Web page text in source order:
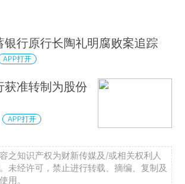
银行原行长陶礼明腐败案追踪
APP打开
获准转制为股份
APP打开
之知识产权为财新传媒及/或相关权利人
未经许可，禁止进行转载、摘编、复制及
用。